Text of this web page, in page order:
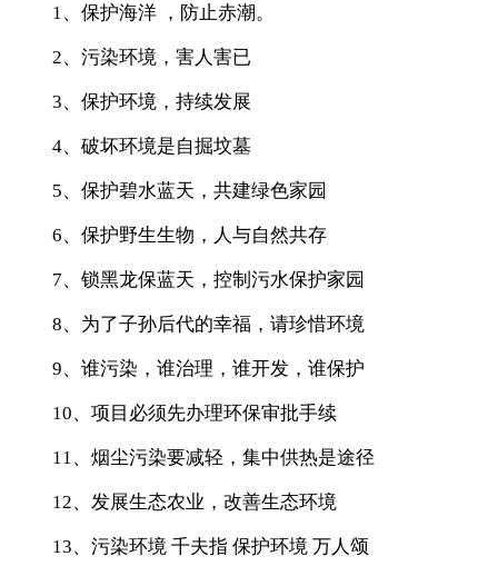
1、保护海洋 ，防止赤潮。
2、污染环境，害人害已
3、保护环境，持续发展
4、破坏环境是自掘坟墓
5、保护碧水蓝天，共建绿色家园
6、保护野生生物，人与自然共存
7、锁黑龙保蓝天，控制污水保护家园
8、为了子孙后代的幸福，请珍惜环境
9、谁污染，谁治理，谁开发，谁保护
10、项目必须先办理环保审批手续
11、烟尘污染要减轻，集中供热是途径
12、发展生态农业，改善生态环境
13、污染环境 千夫指 保护环境 万人颂